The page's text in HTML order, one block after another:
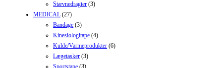
Stævnedragter (3)
MEDICAL (27)
Bandage (3)
Kinesiologitape (4)
Kulde/Varmeprodukter (6)
Lægetasker (3)
Sportstape (3)